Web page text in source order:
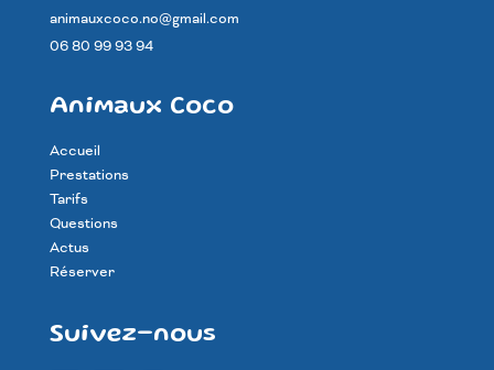
animauxcoco.no@gmail.com
06 80 99 93 94
Animaux Coco
Accueil
Prestations
Tarifs
Questions
Actus
Réserver
Suivez-nous